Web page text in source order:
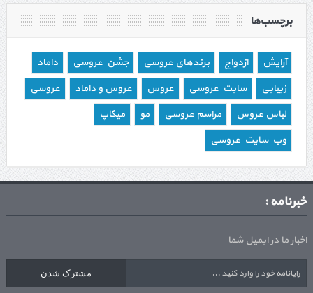
برچسب‌ها
آرایش ازدواج برندهای عروسی جشن عروسی
داماد
زیبایی
سایت عروسی عروس عروس و داماد
عروسی
لباس عروس
مراسم عروسی مو
میکاپ
وب سایت عروسی
خبرنامه :
اخبار ما در ایمیل شما
مشترک شدن